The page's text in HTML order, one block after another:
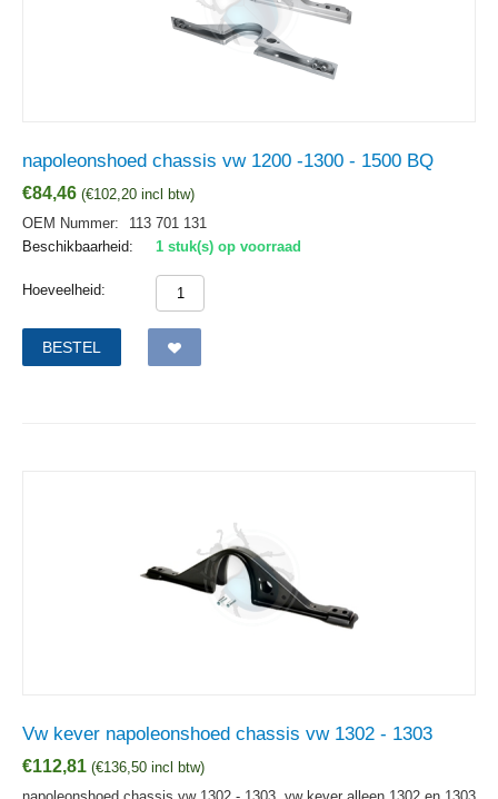
napoleonshoed chassis vw 1200 -1300 - 1500 BQ
€84,46 (€102,20 incl btw)
OEM Nummer:
113 701 131
Beschikbaarheid:
1 stuk(s) op voorraad
Hoeveelheid:
BESTEL
Vw kever napoleonshoed chassis vw 1302 - 1303
€112,81 (€136,50 incl btw)